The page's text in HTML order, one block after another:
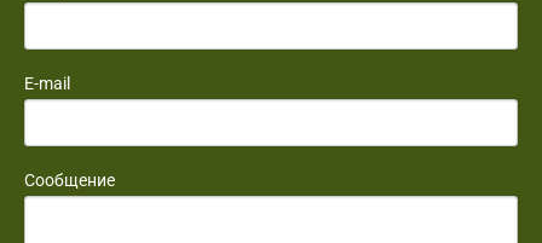
E-mail
Сообщение